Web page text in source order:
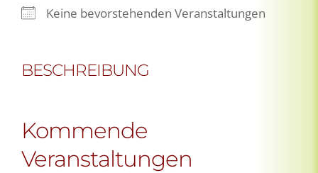
Keine bevorstehenden Veranstaltungen
BESCHREIBUNG
Kommende
Veranstaltungen